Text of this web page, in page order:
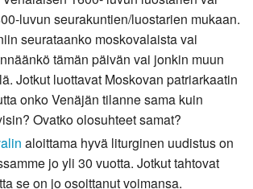
luvun seurakuntien/luostarien mukaan.
seurataanko moskovalaista vai
tämän päivän vai jonkin muun
Jotkut luottavat Moskovan patriarkaatin
onko Venäjän tilanne sama kuin
Ovatko olosuhteet samat?
aloittama hyvä liturginen uudistus on
jo yli 30 vuotta. Jotkut tahtovat
se on jo osoittanut voimansa.